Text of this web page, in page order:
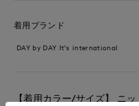
着用ブランド
DAY by DAY It's international
【着用カラー/サイズ】 ニ